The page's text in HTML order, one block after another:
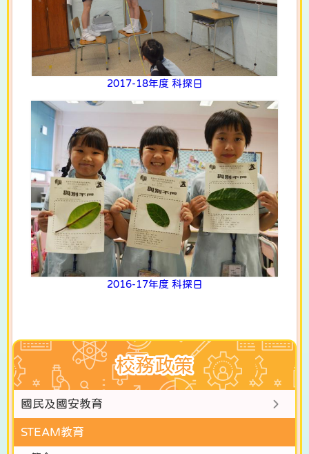
2017-18年度 科探日
2016-17年度 科探日
校務政策
國民及國安教育
STEAM教育